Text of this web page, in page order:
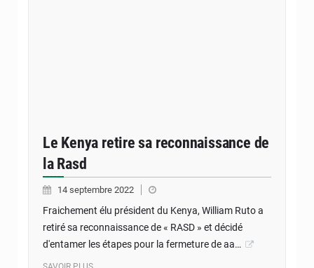
Le Kenya retire sa reconnaissance de
la Rasd
14 septembre 2022
Fraichement élu président du Kenya, William Ruto a
retiré sa reconnaissance de « RASD » et décidé
d'entamer les étapes pour la fermeture de aa…